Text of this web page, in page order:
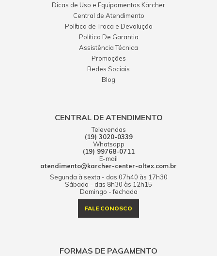
Dicas de Uso e Equipamentos Kärcher
Central de Atendimento
Política de Troca e Devolução
Política De Garantia
Assistência Técnica
Promoções
Redes Sociais
Blog
CENTRAL DE ATENDIMENTO
Televendas
(19) 3020-0339
Whatsapp
(19) 99768-0711
E-mail
atendimento@karcher-center-altex.com.br
Segunda à sexta - das 07h40 às 17h30
Sábado - das 8h30 às 12h15
Domingo - fechada
FALE CONOSCO
FORMAS DE PAGAMENTO